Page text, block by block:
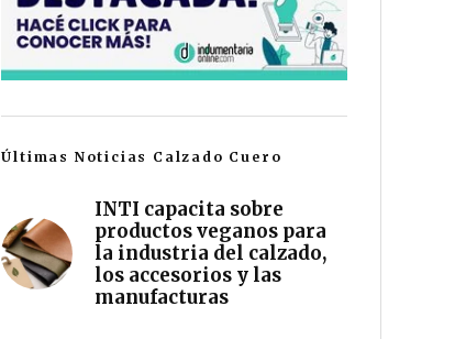
Últimas Noticias Calzado Cuero
INTI capacita sobre
productos veganos para
la industria del calzado,
los accesorios y las
manufacturas